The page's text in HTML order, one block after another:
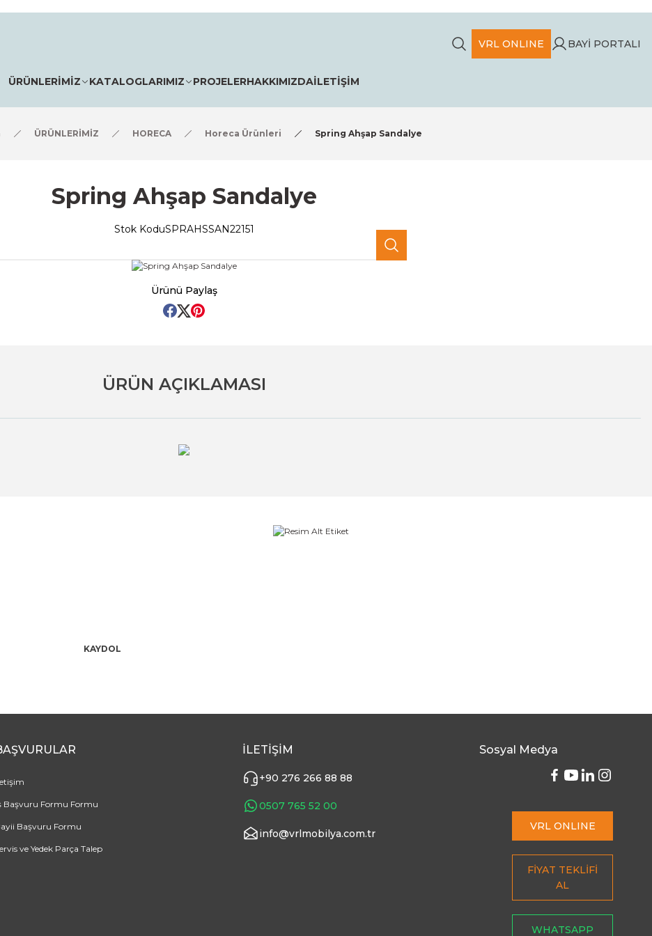
VRL ONLINE BAYİ PORTALI
ÜRÜNLERİMİZ KATALOGLARIMIZ PROJELERHAKKIMIZDAİLETİŞİM
ÜRÜNLERİMİZ HORECA Horeca Ürünleri Spring Ahşap Sandalye
Spring Ahşap Sandalye
Stok KoduSPRAHSSAN22151
Ürünü Paylaş
ÜRÜN AÇIKLAMASI
KAYDOL
Başvuru Formu Formu
Başvuru Formu
ve Yedek Parça Talep
İLETİŞİM
+90 276 266 88 88
0507 765 52 00
info@vrlmobilya.com.tr
Sosyal Medya
VRL ONLINE
FİYAT TEKLİFİ
AL
WHATSAPP